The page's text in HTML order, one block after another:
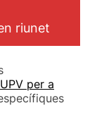
riunet
per a